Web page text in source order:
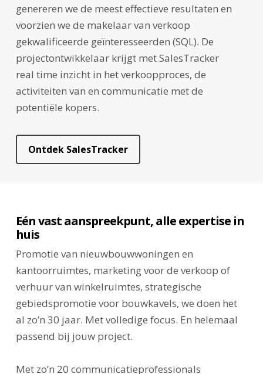
genereren we de meest effectieve resultaten en
voorzien we de makelaar van verkoop
gekwalificeerde geïnteresseerden (SQL). De
projectontwikkelaar krijgt met SalesTracker
real time inzicht in het verkoopproces, de
activiteiten van en communicatie met de
potentiële kopers.
Ontdek SalesTracker
Eén vast aanspreekpunt, alle expertise in
huis
Promotie van nieuwbouwwoningen en
kantoorruimtes, marketing voor de verkoop of
verhuur van winkelruimtes, strategische
gebiedspromotie voor bouwkavels, we doen het
al zo’n 30 jaar. Met volledige focus. En helemaal
passend bij jouw project.
Met zo’n 20 communicatie­professionals